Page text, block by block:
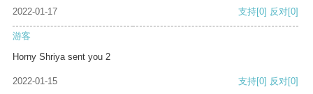
2022-01-17 支持[0] 反对[0]
游客
Horny Shriya sent you 2
2022-01-15 支持[0] 反对[0]